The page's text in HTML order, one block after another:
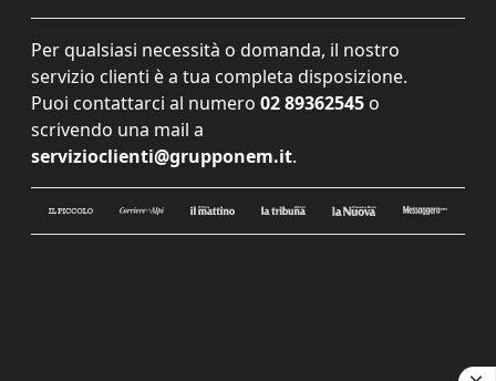
Per qualsiasi necessità o domanda, il nostro
servizio clienti è a tua completa disposizione.
Puoi contattarci al numero 02 89362545 o
scrivendo una mail a
servizioclienti@grupponem.it.